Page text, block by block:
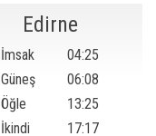
Edirne
İmsak
04:25
Güneş
06:08
Öğle
13:25
İkindi
17:17